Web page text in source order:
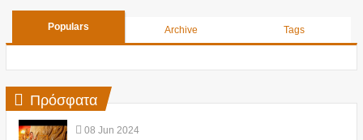
Populars Archive Tags
Πρόσφατα
08 Jun 2024